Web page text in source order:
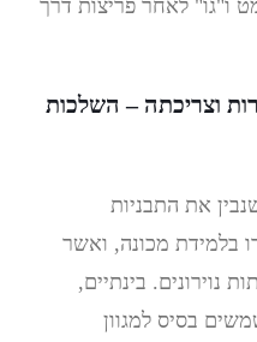
לאחר פריצות דרך
וצריכתה – השלכות
את התבניות
בלמידת מכונה, ואשר
בינתיים,
בסיס למגוון